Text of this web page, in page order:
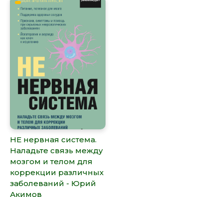
НЕ нервная система.
Наладьте связь между
мозгом и телом для
коррекции различных
заболеваний - Юрий
Акимов